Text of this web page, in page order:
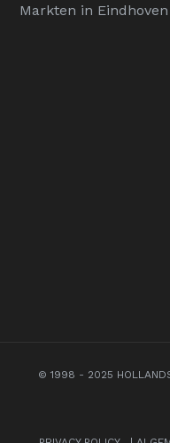
Markten in Eindhoven
© 1998 - 2025